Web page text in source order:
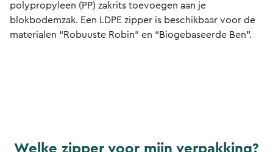
polypropyleen (PP) zakrits toevoegen aan je
blokbodemzak. Een LDPE zipper is beschikbaar voor de
materialen “Robuuste Robin” en “Biogebaseerde Ben”.
Welke zipper voor mijn verpakking?